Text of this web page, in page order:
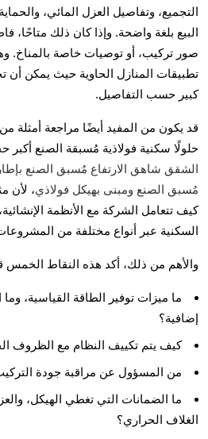
التجميع، وتفاصيل العزل المائي،
البيع بلغة واضحة. وإذا كان ذلك
صور تركيب، أو توصيات خاصة
تطبيقات المنازل الحاوية حيث يمكن أن
كبير حسب التفاصيل.
قد يكون من المفيد أيضًا مراجعة أمثلة
حلولًا سكنية فولاذية مُسبقة الصنع أكبر
الشقق شاهق الارتفاع مُسبق الصنع
مُسبق الصنع ومبنى بهيكل فولاذي، لأن
كيف تتعامل الشركة مع الأنظمة
السكنية عبر أنواع مختلفة من
والأهم من ذلك، أكد هذه النقاط الخمس
ما ميزات توفير الطاقة القياسية،
إضافية؟
كيف يتم تكييف النظام مع الظروف
من المسؤول عن مراقبة جودة
ما الضمانات التي تغطي الهيكل،
الغلاف الحراري؟